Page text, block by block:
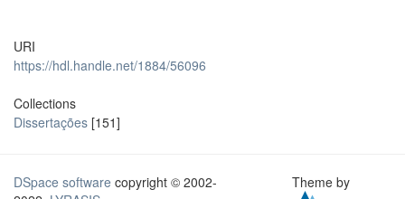
URI
https://hdl.handle.net/1884/56096
Collections
Dissertações [151]
DSpace software copyright © 2002-
Theme by